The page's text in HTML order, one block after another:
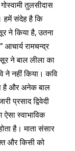
तुलसीदास
हमें संदेह है कि
ने किया है, उतना
रामचन्द्र
ने बाल लीला का
ने नहीं किया। कवि
है और अनेक बाल
प्रसाद द्विवेदी
स्वाभाविक
है। माता संसार
और किसी को